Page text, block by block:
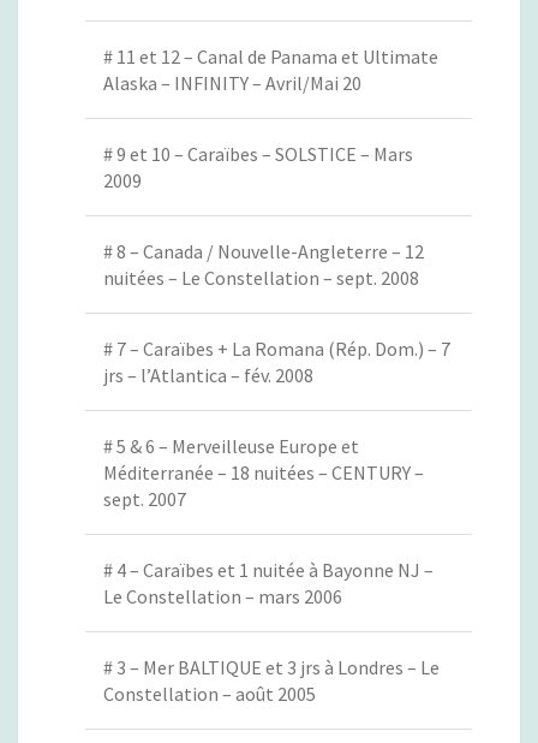
# 11 et 12 – Canal de Panama et Ultimate
Alaska – INFINITY – Avril/Mai 20
# 9 et 10 – Caraïbes – SOLSTICE – Mars
2009
# 8 – Canada / Nouvelle-Angleterre – 12
nuitées – Le Constellation – sept. 2008
# 7 – Caraïbes + La Romana (Rép. Dom.) – 7
jrs – l’Atlantica – fév. 2008
# 5 & 6 – Merveilleuse Europe et
Méditerranée – 18 nuitées – CENTURY –
sept. 2007
# 4 – Caraïbes et 1 nuitée à Bayonne NJ –
Le Constellation – mars 2006
# 3 – Mer BALTIQUE et 3 jrs à Londres – Le
Constellation – août 2005